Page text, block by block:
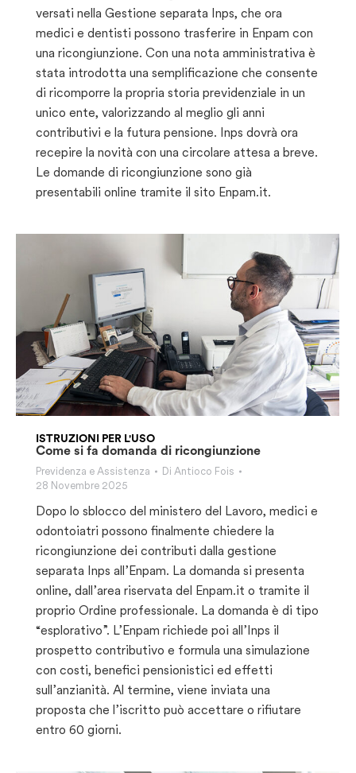
versati nella Gestione separata Inps, che ora
medici e dentisti possono trasferire in Enpam con
una ricongiunzione. Con una nota amministrativa è
stata introdotta una semplificazione che consente
di ricomporre la propria storia previdenziale in un
unico ente, valorizzando al meglio gli anni
contributivi e la futura pensione. Inps dovrà ora
recepire la novità con una circolare attesa a breve.
Le domande di ricongiunzione sono già
presentabili online tramite il sito Enpam.it.
ISTRUZIONI PER L'USO
Come si fa domanda di ricongiunzione
Previdenza e Assistenza Di Antioco Fois
28 Novembre 2025
Dopo lo sblocco del ministero del Lavoro, medici e
odontoiatri possono finalmente chiedere la
ricongiunzione dei contributi dalla gestione
separata Inps all’Enpam. La domanda si presenta
online, dall’area riservata del Enpam.it o tramite il
proprio Ordine professionale. La domanda è di tipo
“esplorativo”. L’Enpam richiede poi all’Inps il
prospetto contributivo e formula una simulazione
con costi, benefici pensionistici ed effetti
sull’anzianità. Al termine, viene inviata una
proposta che l’iscritto può accettare o rifiutare
entro 60 giorni.